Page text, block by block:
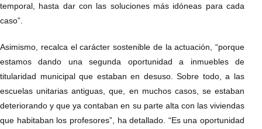
temporal, hasta dar con las soluciones más idóneas para cada
caso”.
Asimismo, recalca el carácter sostenible de la actuación, “porque
estamos dando una segunda oportunidad a inmuebles de
titularidad municipal que estaban en desuso. Sobre todo, a las
escuelas unitarias antiguas, que, en muchos casos, se estaban
deteriorando y que ya contaban en su parte alta con las viviendas
que habitaban los profesores”, ha detallado. “Es una oportunidad